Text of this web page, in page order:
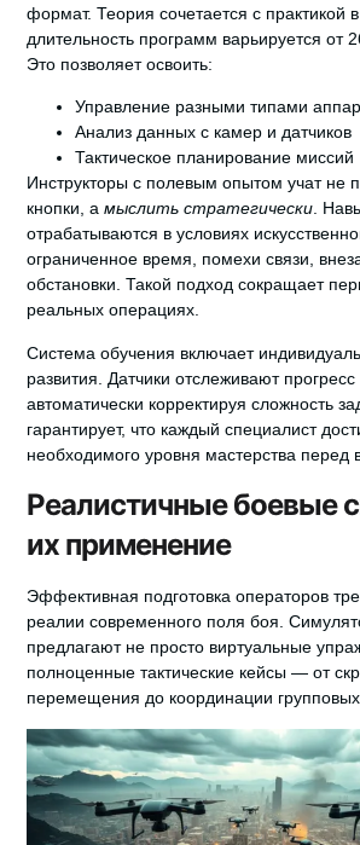
формат. Теория сочетается с практикой
длительность программ варьируется от
Это позволяет освоить:
Управление разными типами
Анализ данных с камер и датчиков
Тактическое планирование миссий
Инструкторы с полевым опытом учат не
кнопки, амыслить стратегически.
отрабатываются в условиях
ограниченное время, помехи связи,
обстановки. Такой подход сокращает
реальных операциях.
Система обучения включает
развития. Датчики отслеживают прогресс
автоматически корректируя сложность
гарантирует, что каждый специалист
необходимого уровня мастерства перед
Реалистичные боевые
их применение
Эффективная подготовка операторов
реалии современного поля боя.
предлагают не просто виртуальные
полноценные тактические кейсы — от
перемещения до координации